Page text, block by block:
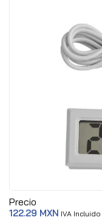
Precio
122.29 MXN IVA Incluido